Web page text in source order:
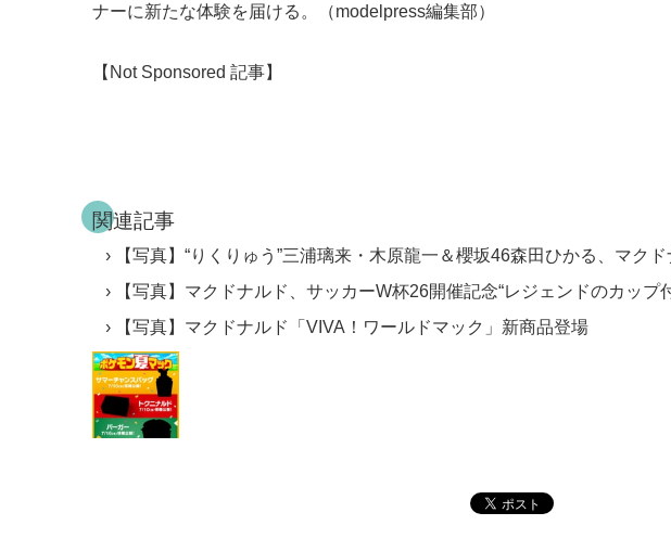
ナーに新たな体験を届ける。（modelpress編集部）
【Not Sponsored 記事】
関連記事
【写真】“りくりゅう”三浦璃来・木原龍一＆櫻坂46森田ひかる、マク
【写真】マクドナルド、サッカーW杯26開催記念“レジェンドのカップ
【写真】マクドナルド「VIVA！ワールドマック」新商品登場